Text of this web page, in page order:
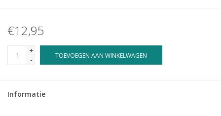
Cadeaukaarten
€12,95
+
-
TOEVOEGEN AAN WINKELWAGEN
Informatie